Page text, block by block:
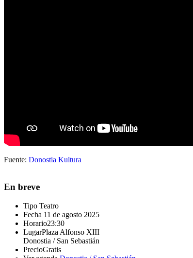
Fuente: Donostia Kultura
En breve
Tipo Teatro
Fecha 11 de agosto 2025
Horario23:30
LugarPlaza Alfonso XIII
Donostia / San Sebastián
PrecioGratis